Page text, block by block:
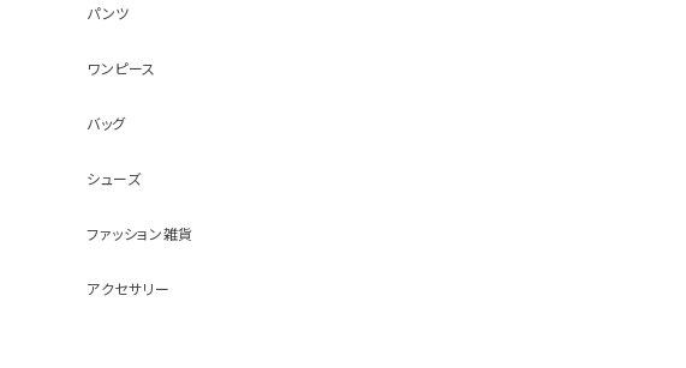
パンツ
ワンピース
バッグ
シューズ
ファッション雑貨
アクセサリー